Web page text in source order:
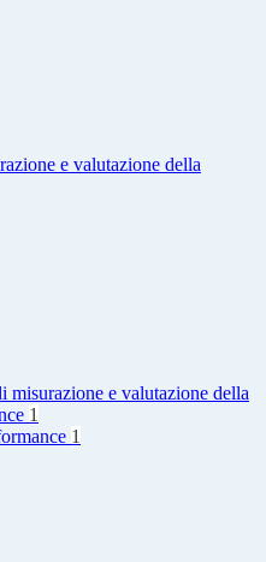
e valutazione della
misurazione e valutazione della
1
1